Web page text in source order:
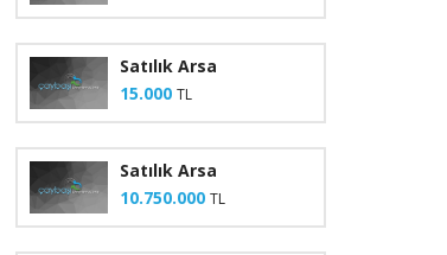
Satılık Arsa
15.000 TL
Satılık Arsa
10.750.000 TL